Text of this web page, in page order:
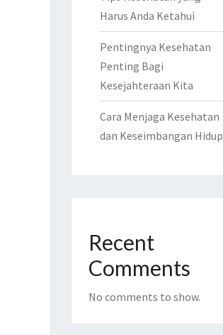
Harus Anda Ketahui
Pentingnya Kesehatan
Penting Bagi
Kesejahteraan Kita
Cara Menjaga Kesehatan
dan Keseimbangan Hidup
Recent
Comments
No comments to show.